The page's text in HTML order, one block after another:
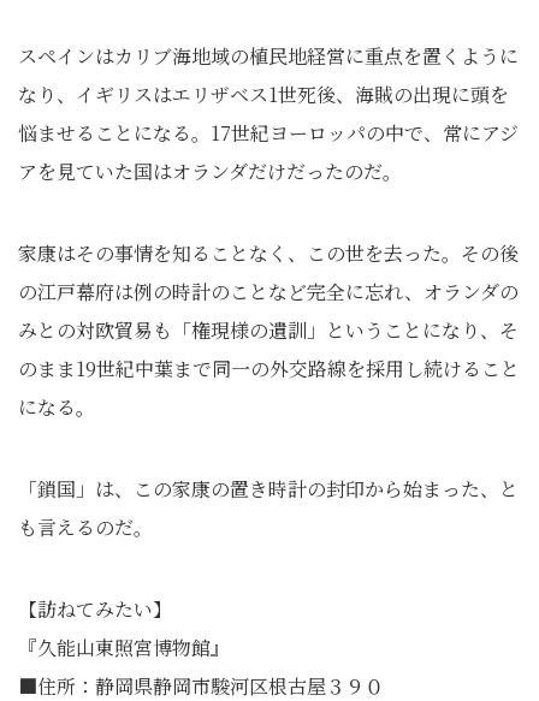
スペインはカリブ海地域の植民地経営に重点を置くように
なり、イギリスはエリザベス1世死後、海賊の出現に頭を
悩ませることになる。17世紀ヨーロッパの中で、常にアジ
アを見ていた国はオランダだけだったのだ。
家康はその事情を知ることなく、この世を去った。その後
の江戸幕府は例の時計のことなど完全に忘れ、オランダの
みとの対欧貿易も「権現様の遺訓」ということになり、そ
のまま19世紀中葉まで同一の外交路線を採用し続けること
になる。
「鎖国」は、この家康の置き時計の封印から始まった、と
も言えるのだ。
【訪ねてみたい】
『久能山東照宮博物館』
■住所：静岡県静岡市駿河区根古屋３９０